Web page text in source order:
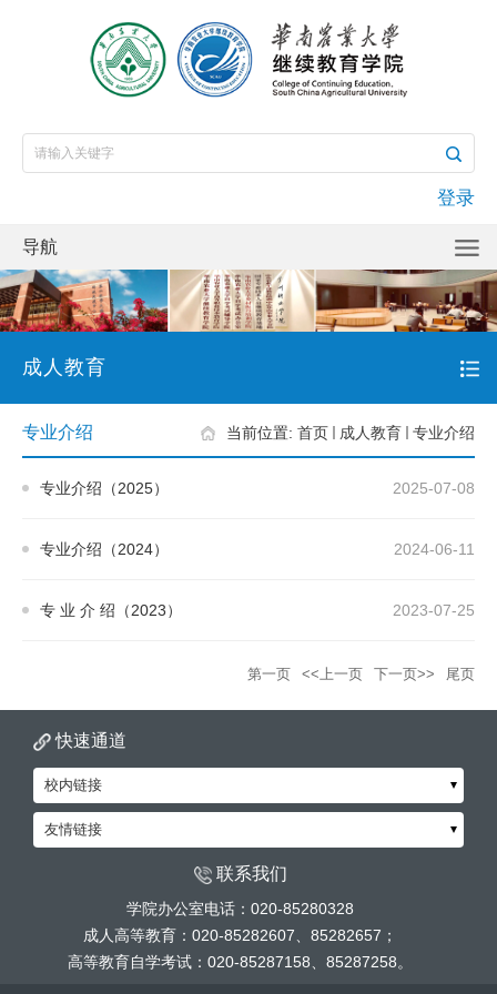
登录
导航
成人教育
专业介绍 当前位置: 首页 成人教育 专业介绍
2025-07-08
专业介绍（2025）
2024-06-11
专业介绍（2024）
2023-07-25
专 业 介 绍（2023）
第一页 <<上一页 下一页>> 尾页
快速通道
校内链接
友情链接
联系我们
学院办公室电话：020-85280328
成人高等教育：020-85282607、85282657；
高等教育自学考试：020-85287158、85287258。